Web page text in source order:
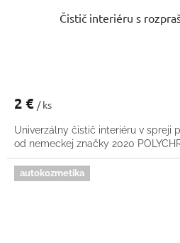
Čistič interiéru s
2 € / ks
Univerzálny čistič interiéru v spreji
od nemeckej značky 2020
autokozmetika